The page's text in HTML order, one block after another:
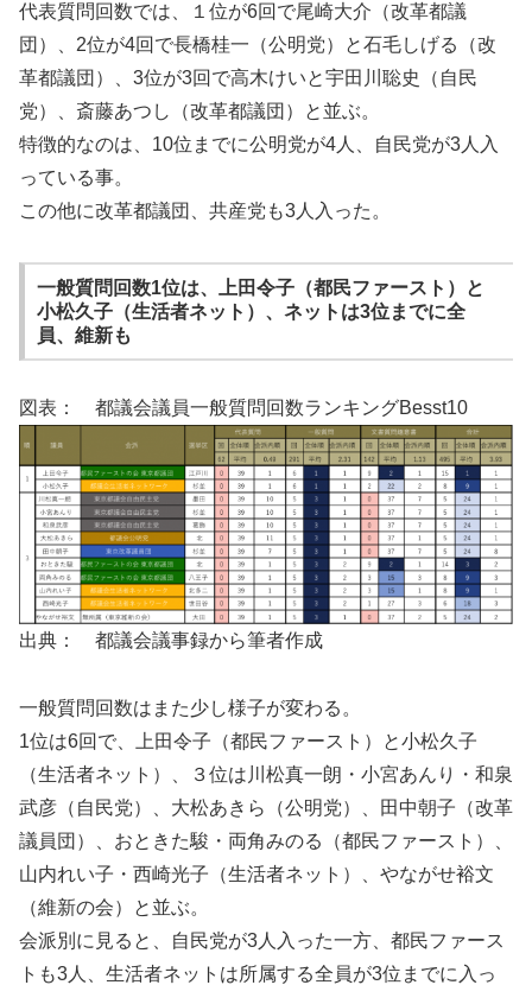
代表質問回数では、１位が6回で尾崎大介（改革都議
団）、2位が4回で長橋桂一（公明党）と石毛しげる（改
革都議団）、3位が3回で高木けいと宇田川聡史（自民
党）、斎藤あつし（改革都議団）と並ぶ。
特徴的なのは、10位までに公明党が4人、自民党が3人入
っている事。
この他に改革都議団、共産党も3人入った。
一般質問回数1位は、上田令子（都民ファースト）と
小松久子（生活者ネット）、ネットは3位までに全
員、維新も
図表： 都議会議員一般質問回数ランキングBesst10
出典： 都議会議事録から筆者作成
一般質問回数はまた少し様子が変わる。
1位は6回で、上田令子（都民ファースト）と小松久子
（生活者ネット）、３位は川松真一朗・小宮あんり・和泉
武彦（自民党）、大松あきら（公明党）、田中朝子（改革
議員団）、おときた駿・両角みのる（都民ファースト）、
山内れい子・西崎光子（生活者ネット）、やながせ裕文
（維新の会）と並ぶ。
会派別に見ると、自民党が3人入った一方、都民ファース
トも3人、生活者ネットは所属する全員が3位までに入っ